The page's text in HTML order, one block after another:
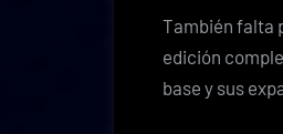
También falta
edición
base y sus